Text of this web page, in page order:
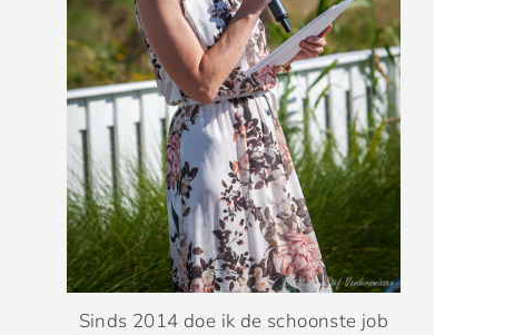
Sinds 2014 doe ik de schoonste job